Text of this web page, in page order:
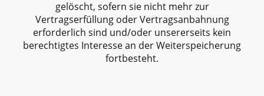
gelöscht, sofern sie nicht mehr zur
Vertragserfüllung oder Vertragsanbahnung
erforderlich sind und/oder unsererseits kein
berechtigtes Interesse an der Weiterspeicherung
fortbesteht.